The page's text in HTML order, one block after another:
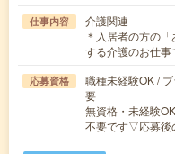
仕事内容
介護関連
＊入居者の方の
する介護のお仕
応募資格
職種未経験OK /
要
無資格・未経験
不要です▽応募後